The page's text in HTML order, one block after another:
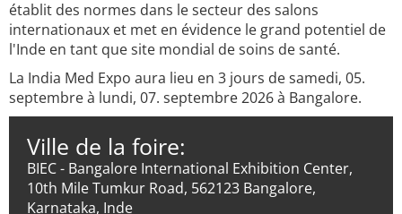
établit des normes dans le secteur des salons
internationaux et met en évidence le grand potentiel de
l'Inde en tant que site mondial de soins de santé.
La India Med Expo aura lieu en 3 jours de samedi, 05.
septembre à lundi, 07. septembre 2026 à Bangalore.
Ville de la foire:
BIEC - Bangalore International Exhibition Center,
10th Mile Tumkur Road, 562123 Bangalore,
Karnataka, Inde